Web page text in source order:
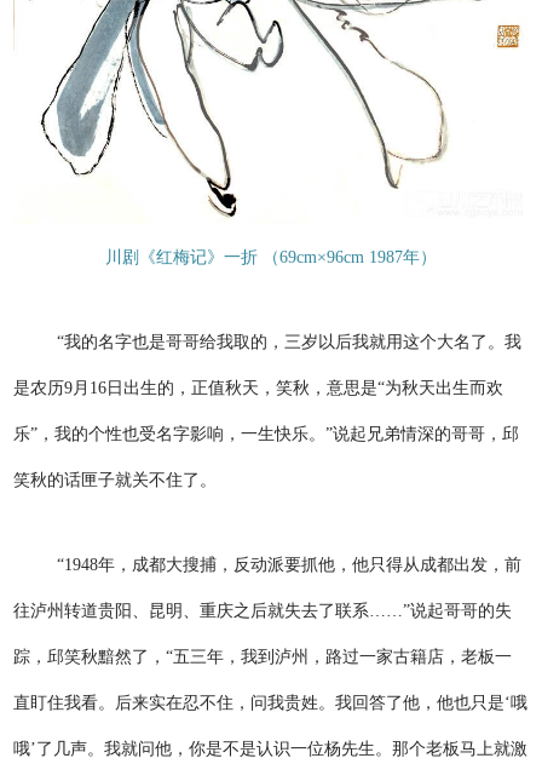
川剧《红梅记》一折 （69cm×96cm 1987年）
“我的名字也是哥哥给我取的，三岁以后我就用这个大名了。我
是农历9月16日出生的，正值秋天，笑秋，意思是“为秋天出生而欢
乐”，我的个性也受名字影响，一生快乐。”说起兄弟情深的哥哥，邱
笑秋的话匣子就关不住了。
“1948年，成都大搜捕，反动派要抓他，他只得从成都出发，前
往泸州转道贵阳、昆明、重庆之后就失去了联系……”说起哥哥的失
踪，邱笑秋黯然了，“五三年，我到泸州，路过一家古籍店，老板一
直盯住我看。后来实在忍不住，问我贵姓。我回答了他，他也只是‘哦
哦’了几声。我就问他，你是不是认识一位杨先生。那个老板马上就激